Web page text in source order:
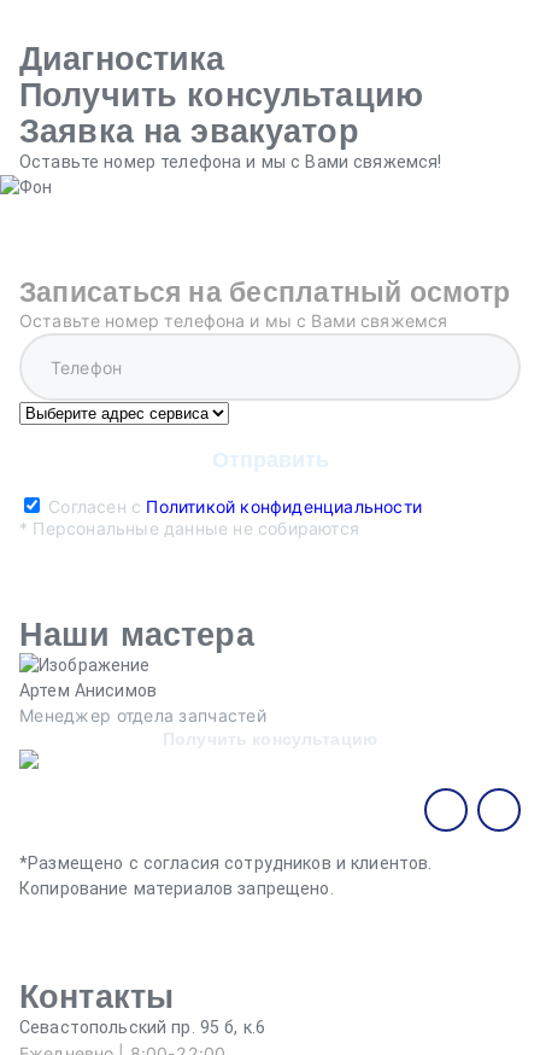
Диагностика
Получить консультацию
Заявка на эвакуатор
Оставьте номер телефона и мы с Вами свяжемся!
Записаться на бесплатный осмотр
Оставьте номер телефона и мы с Вами свяжемся
Согласен с Политикой конфиденциальности
* Персональные данные не собираются
Наши мастера
Артем Анисимов
Менеджер отдела запчастей
Получить консультацию
*Размещено с согласия сотрудников и клиентов.
Копирование материалов запрещено.
Контакты
Севастопольский пр. 95 б, к.6